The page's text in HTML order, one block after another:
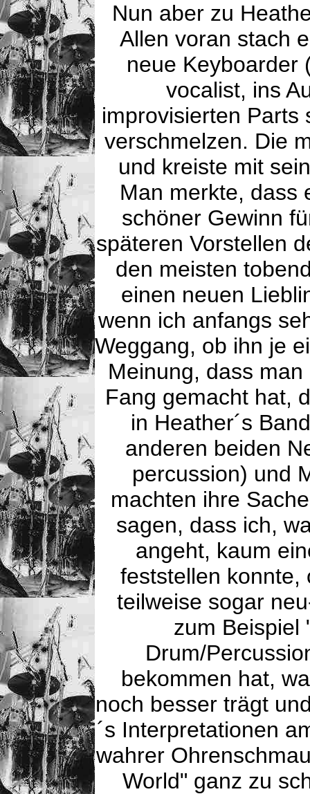
Nun aber zu
Allen voran stach
neue Keyboarder
vocalist, ins
improvisierten Parts
verschmelzen. Die
und kreiste mit
Man merkte, dass
schöner Gewinn
späteren Vorstellen
den meisten
einen neuen
wenn ich anfangs
Weggang, ob ihn je
Meinung, dass
Fang gemacht hat,
in Heather´s
anderen beiden
percussion) und
machten ihre
sagen, dass ich,
angeht, kaum
feststellen konnte,
teilweise sogar
zum Beispiel
Drum/
bekommen hat,
noch besser trägt
´s Interpretationen
wahrer
World" ganz zu